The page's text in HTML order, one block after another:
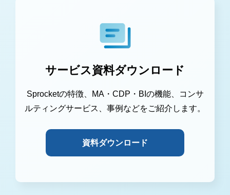
サービス資料ダウンロード
Sprocketの特徴、MA・CDP・BIの機能、コンサ
ルティングサービス、事例などをご紹介します。
資料ダウンロード